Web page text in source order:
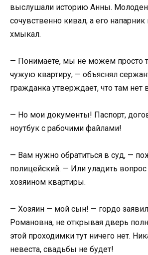
выслушали историю Анны.
сочувственно кивал, а его
хмыкал.
— Понимаете, мы не можем просто
чужую квартиру, — объяснял
гражданка утверждает, что там
— Но мои документы! Паспорт,
ноутбук с рабочими файлами!
— Вам нужно обратиться в суд, —
полицейский. — Или уладить
хозяином квартиры.
— Хозяин — мой сын! — гордо
Романовна, не открывая дверь
этой проходимки тут ничего нет.
невеста, свадьбы не будет!